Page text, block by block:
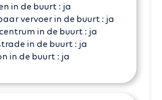
in de buurt : ja
vervoer in de buurt : ja
in de buurt : ja
in de buurt : ja
in de buurt : ja